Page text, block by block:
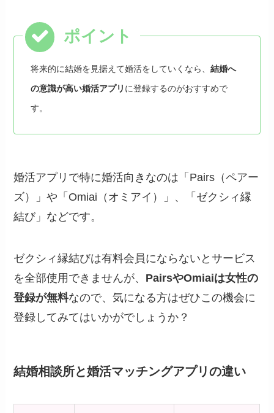
将来的に結婚を見据えて婚活をしていくなら、結婚へ
の意識が高い婚活アプリ に登録するのがおすすめで
す。
婚活アプリで特に婚活向きなのは「Pairs（ペアー
ズ）」や「Omiai（オミアイ）」、「ゼクシィ縁
結び」などです。
ゼクシィ縁結びは有料会員にならないとサービス
を全部使用できませんが、 PairsやOmiaiは女性の
登録が無料なので、気になる方はぜひこの機会に
登録してみてはいかがでしょうか？
結婚相談所と婚活マッチングアプリの違い